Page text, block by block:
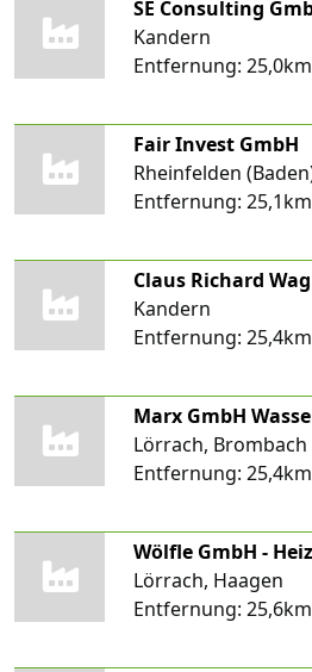
SE Consulting
Kandern
Entfernung: 25,0km
Fair Invest GmbH
Rheinfelden
Entfernung: 25,1km
Kandern
Entfernung: 25,4km
Lörrach, Brombach
Entfernung: 25,4km
Lörrach, Haagen
Entfernung: 25,6km